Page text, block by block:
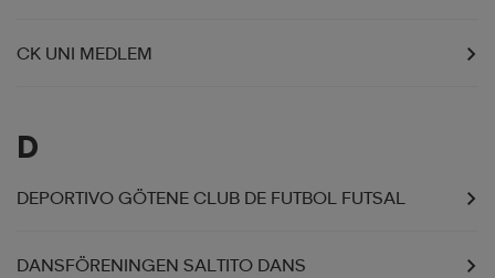
CK UNI MEDLEM
D
DEPORTIVO GÖTENE CLUB DE FUTBOL FUTSAL
DANSFÖRENINGEN SALTITO DANS